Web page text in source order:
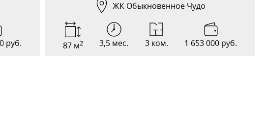
руб.
ЖК Обыкновенное Чудо
87 м2 3,5 мес. 3 ком. 1 653 000 руб.